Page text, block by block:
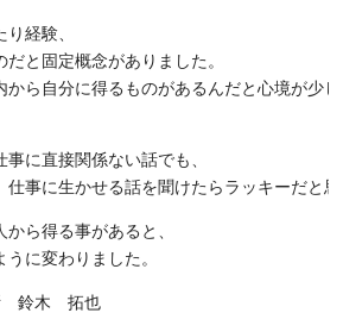
経験、
と固定概念がありました。
から自分に得るものがあるんだと心境が少
に直接関係ない話でも、
仕事に生かせる話を聞けたらラッキーだと
ら得る事があると、
に変わりました。
鈴木 拓也